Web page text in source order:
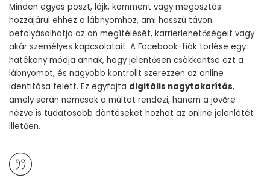
Minden egyes poszt, lájk, komment vagy megosztás
hozzájárul ehhez a lábnyomhoz, ami hosszú távon
befolyásolhatja az ön megítélését, karrierlehetőségeit vagy
akár személyes kapcsolatait. A Facebook-fiók törlése egy
hatékony módja annak, hogy jelentősen csökkentse ezt a
lábnyomot, és nagyobb kontrollt szerezzen az online
identitása felett. Ez egyfajta digitális nagytakarítás,
amely során nemcsak a múltat rendezi, hanem a jövőre
nézve is tudatosabb döntéseket hozhat az online jelenlétét
illetően.